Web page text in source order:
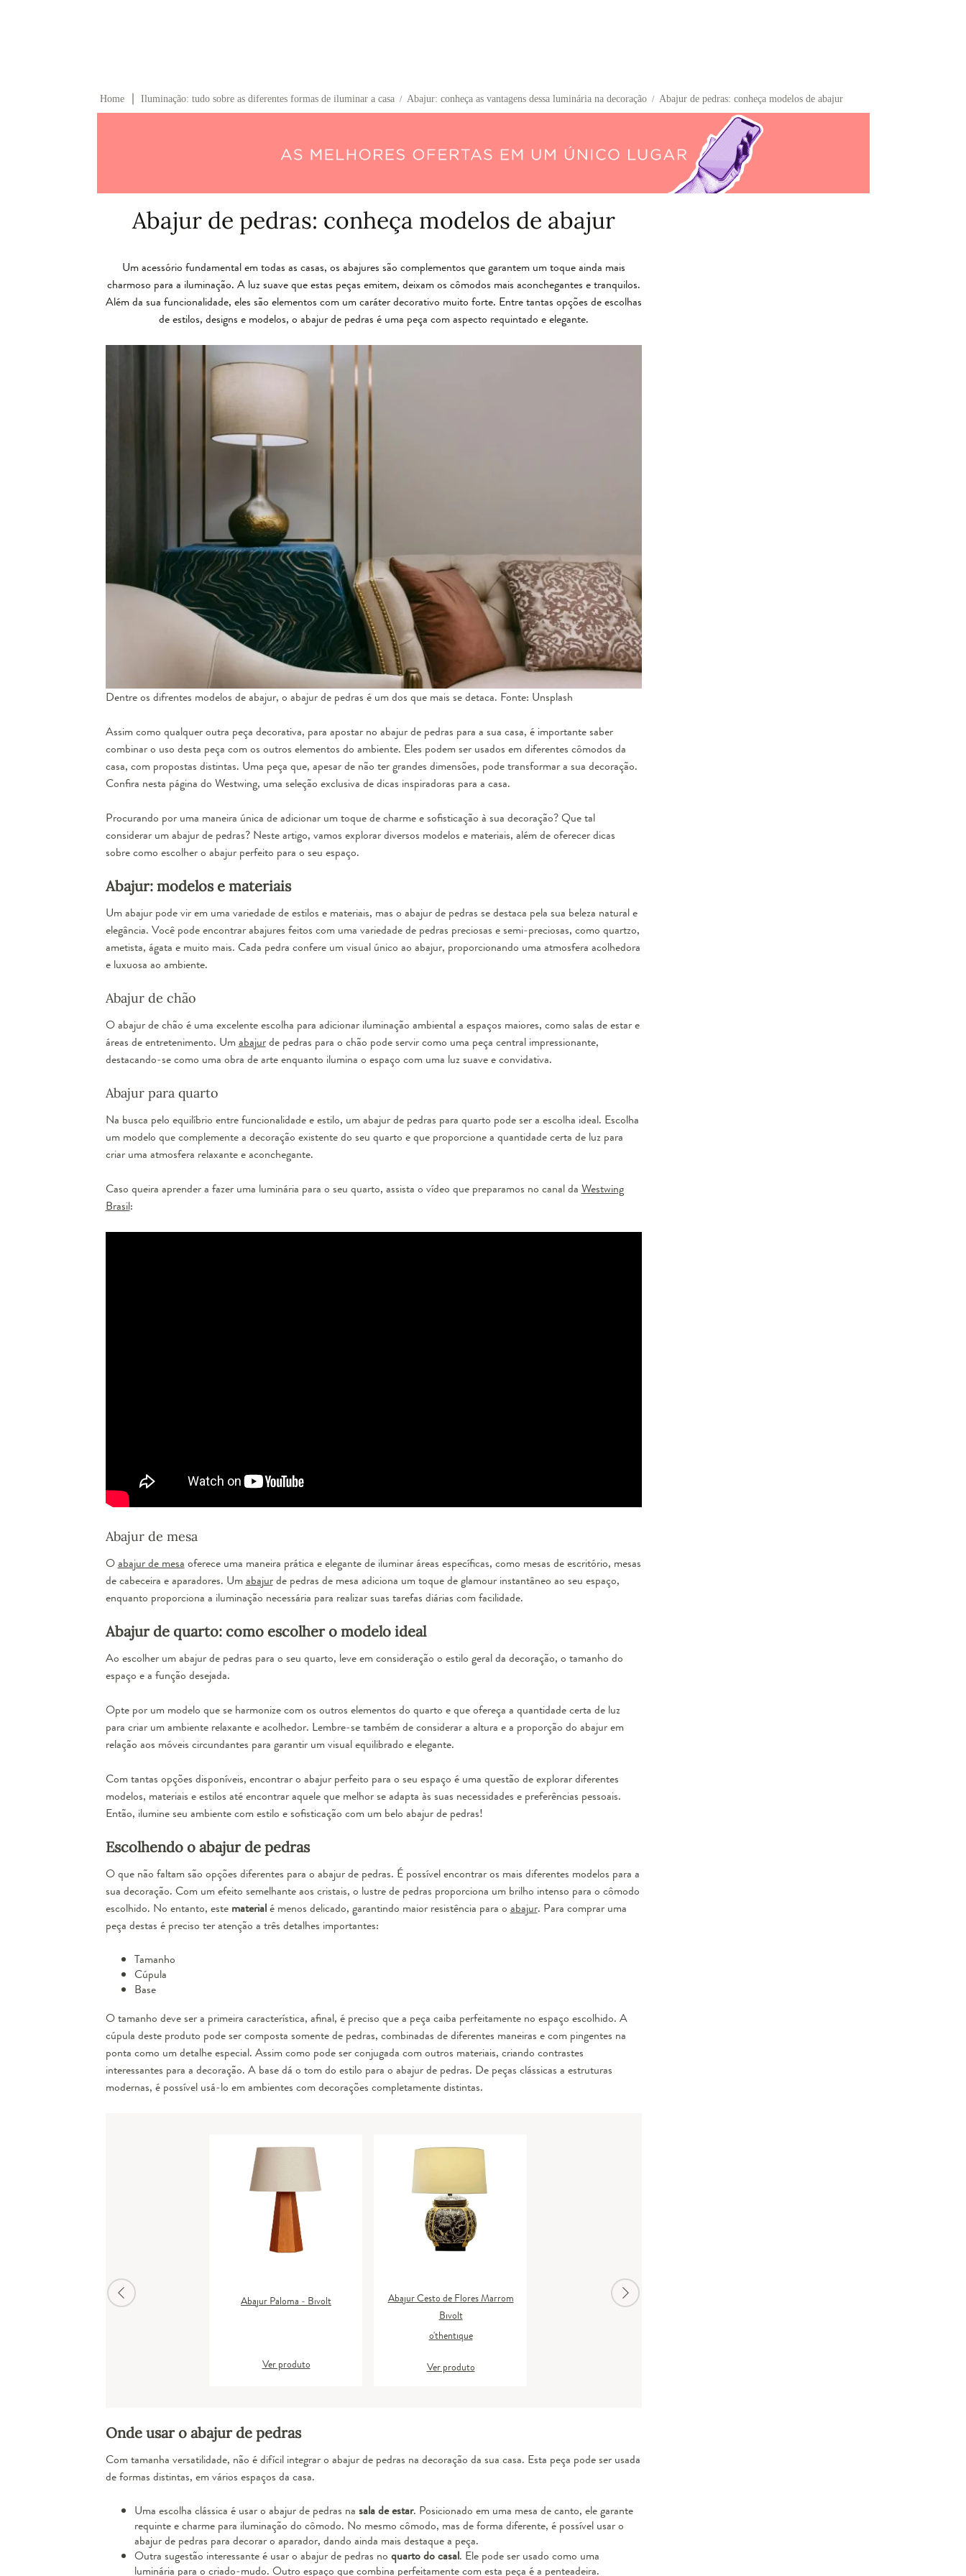
Home Iluminação: tudo sobre as diferentes formas de iluminar a casa / Abajur: conheça as vantagens dessa luminária na decoração / Abajur de pedras: conheça modelos de abajur
Abajur de pedras: conheça modelos de abajur
Um acessório fundamental em todas as casas, os abajures são complementos que garantem um toque ainda mais
charmoso para a iluminação. A luz suave que estas peças emitem, deixam os cômodos mais aconchegantes e tranquilos.
Além da sua funcionalidade, eles são elementos com um caráter decorativo muito forte. Entre tantas opções de escolhas
de estilos, designs e modelos, o abajur de pedras é uma peça com aspecto requintado e elegante.
Dentre os difrentes modelos de abajur, o abajur de pedras é um dos que mais se detaca. Fonte: Unsplash
Assim como qualquer outra peça decorativa, para apostar no abajur de pedras para a sua casa, é importante saber
combinar o uso desta peça com os outros elementos do ambiente. Eles podem ser usados em diferentes cômodos da
casa, com propostas distintas. Uma peça que, apesar de não ter grandes dimensões, pode transformar a sua decoração.
Confira nesta página do Westwing, uma seleção exclusiva de dicas inspiradoras para a casa.
Procurando por uma maneira única de adicionar um toque de charme e sofisticação à sua decoração? Que tal
considerar um abajur de pedras? Neste artigo, vamos explorar diversos modelos e materiais, além de oferecer dicas
sobre como escolher o abajur perfeito para o seu espaço.
Abajur: modelos e materiais
Um abajur pode vir em uma variedade de estilos e materiais, mas o abajur de pedras se destaca pela sua beleza natural e
elegância. Você pode encontrar abajures feitos com uma variedade de pedras preciosas e semi-preciosas, como quartzo,
ametista, ágata e muito mais. Cada pedra confere um visual único ao abajur, proporcionando uma atmosfera acolhedora
e luxuosa ao ambiente.
Abajur de chão
O abajur de chão é uma excelente escolha para adicionar iluminação ambiental a espaços maiores, como salas de estar e
áreas de entretenimento. Umabajurde pedras para o chão pode servir como uma peça central impressionante,
destacando-se como uma obra de arte enquanto ilumina o espaço com uma luz suave e convidativa.
Abajur para quarto
Na busca pelo equilíbrio entre funcionalidade e estilo, um abajur de pedras para quarto pode ser a escolha ideal. Escolha
um modelo que complemente a decoração existente do seu quarto e que proporcione a quantidade certa de luz para
criar uma atmosfera relaxante e aconchegante.
Caso queira aprender a fazer uma luminária para o seu quarto, assista o vídeo que preparamos no canal da Westwing
Brasil:
Abajur de mesa
Oabajur de mesa oferece uma maneira prática e elegante de iluminar áreas específicas, como mesas de escritório, mesas
de cabeceira e aparadores. Umabajurde pedras de mesa adiciona um toque de glamour instantâneo ao seu espaço,
enquanto proporciona a iluminação necessária para realizar suas tarefas diárias com facilidade.
Abajur de quarto: como escolher o modelo ideal
Ao escolher um abajur de pedras para o seu quarto, leve em consideração o estilo geral da decoração, o tamanho do
espaço e a função desejada.
Opte por um modelo que se harmonize com os outros elementos do quarto e que ofereça a quantidade certa de luz
para criar um ambiente relaxante e acolhedor. Lembre-se também de considerar a altura e a proporção do abajur em
relação aos móveis circundantes para garantir um visual equilibrado e elegante.
Com tantas opções disponíveis, encontrar o abajur perfeito para o seu espaço é uma questão de explorar diferentes
modelos, materiais e estilos até encontrar aquele que melhor se adapta às suas necessidades e preferências pessoais.
Então, ilumine seu ambiente com estilo e sofisticação com um belo abajur de pedras!
Escolhendo o abajur de pedras
O que não faltam são opções diferentes para o abajur de pedras. É possível encontrar os mais diferentes modelos para a
sua decoração. Com um efeito semelhante aos cristais, o lustre de pedras proporciona um brilho intenso para o cômodo
escolhido. No entanto, este materialé menos delicado, garantindo maior resistência para o abajur. Para comprar uma
peça destas é preciso ter atenção a três detalhes importantes:
Tamanho
Cúpula
Base
O tamanho deve ser a primeira característica, afinal, é preciso que a peça caiba perfeitamente no espaço escolhido. A
cúpula deste produto pode ser composta somente de pedras, combinadas de diferentes maneiras e com pingentes na
ponta como um detalhe especial. Assim como pode ser conjugada com outros materiais, criando contrastes
interessantes para a decoração. A base dá o tom do estilo para o abajur de pedras. De peças clássicas a estruturas
modernas, é possível usá-lo em ambientes com decorações completamente distintas.
Abajur Paloma - Bivolt
Ver produto
Abajur Cesto de Flores Marrom
Bivolt
o'thentique
Ver produto
Onde usar o abajur de pedras
Com tamanha versatilidade, não é difícil integrar o abajur de pedras na decoração da sua casa. Esta peça pode ser usada
de formas distintas, em vários espaços da casa.
Uma escolha clássica é usar o abajur de pedras na sala de estar. Posicionado em uma mesa de canto, ele garante
requinte e charme para iluminação do cômodo. No mesmo cômodo, mas de forma diferente, é possível usar o
abajur de pedras para decorar o aparador, dando ainda mais destaque a peça.
Outra sugestão interessante é usar o abajur de pedras no quarto do casal. Ele pode ser usado como uma
luminária para o criado-mudo. Outro espaço que combina perfeitamente com esta peça é a penteadeira.